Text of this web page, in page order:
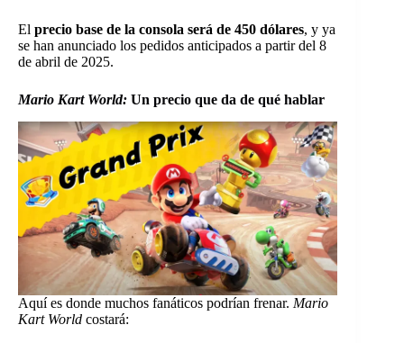
El precio base de la consola será de 450 dólares, y ya
se han anunciado los pedidos anticipados a partir del 8
de abril de 2025.
Mario Kart World: Un precio que da de qué hablar
Aquí es donde muchos fanáticos podrían frenar. Mario
Kart World costará: